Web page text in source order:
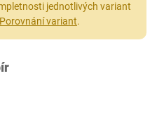
jednotlivých variant
Porovnání variant.